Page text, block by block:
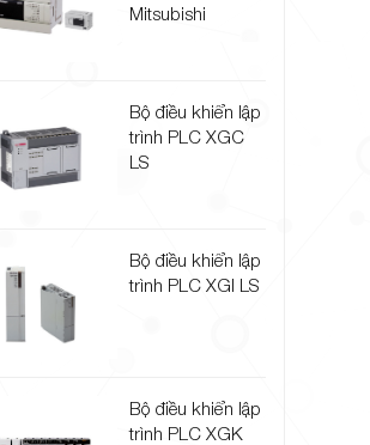
Mitsubishi
Bộ điều khiển lập
trình PLC XGC
LS
Bộ điều khiển lập
trình PLC XGI LS
Bộ điều khiển lập
trình PLC XGK